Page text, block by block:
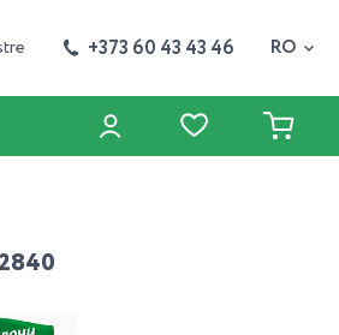
+373 60 43 43 46 RO